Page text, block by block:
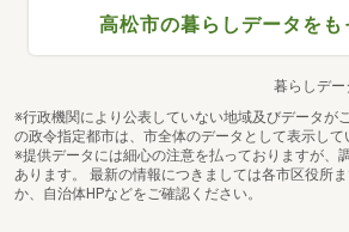
高松市の暮らしデータをも
暮らしデー
※行政機関により公表していない地域及びデータが
の政令指定都市は、市全体のデータとして表示して
※提供データには細心の注意を払っておりますが、
あります。 最新の情報につきましては各市区役所
か、自治体HPなどをご確認ください。